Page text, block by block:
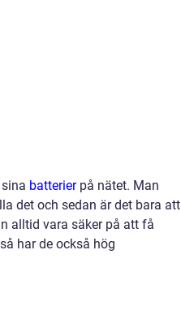
batterierpå nätet. Man
det och sedan är det bara att
alltid vara säker på att få
har de också hög